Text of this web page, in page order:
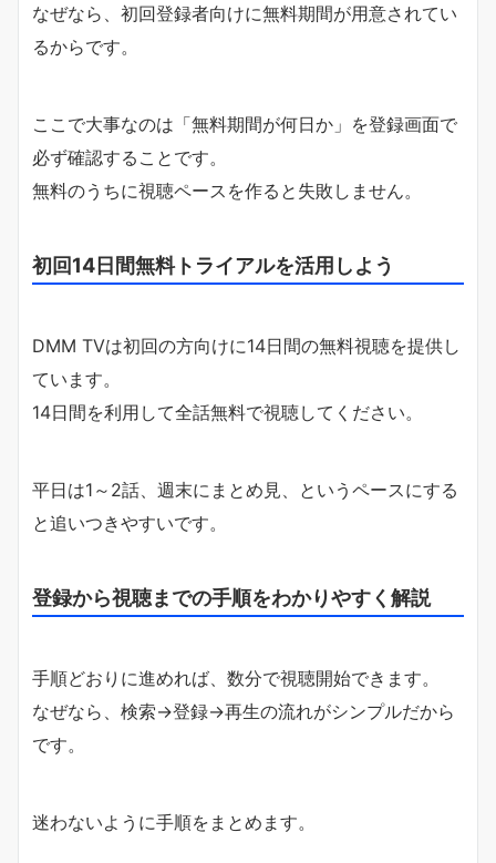
なぜなら、初回登録者向けに無料期間が用意されてい
るからです。
ここで大事なのは「無料期間が何日か」を登録画面で
必ず確認することです。
無料のうちに視聴ペースを作ると失敗しません。
初回14日間無料トライアルを活用しよう
DMM TVは初回の方向けに14日間の無料視聴を提供し
ています。
14日間を利用して全話無料で視聴してください。
平日は1～2話、週末にまとめ見、というペースにする
と追いつきやすいです。
登録から視聴までの手順をわかりやすく解説
手順どおりに進めれば、数分で視聴開始できます。
なぜなら、検索→登録→再生の流れがシンプルだから
です。
迷わないように手順をまとめます。